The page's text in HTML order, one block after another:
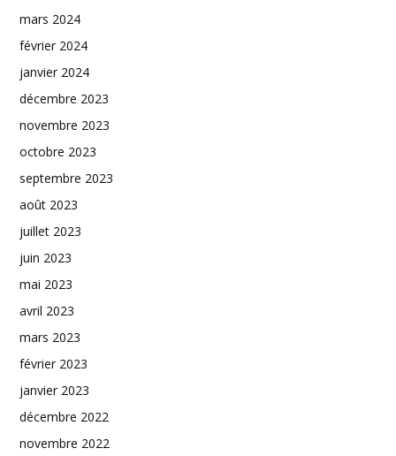
mars 2024
février 2024
janvier 2024
décembre 2023
novembre 2023
octobre 2023
septembre 2023
août 2023
juillet 2023
juin 2023
mai 2023
avril 2023
mars 2023
février 2023
janvier 2023
décembre 2022
novembre 2022